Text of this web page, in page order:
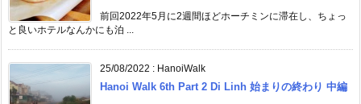
前回2022年5月に2週間ほどホーチミンに滞在し、ちょっ
と良いホテルなんかにも泊 ...
25/08/2022 : HanoiWalk
Hanoi Walk 6th Part 2 Di Linh 始まりの終わり 中編